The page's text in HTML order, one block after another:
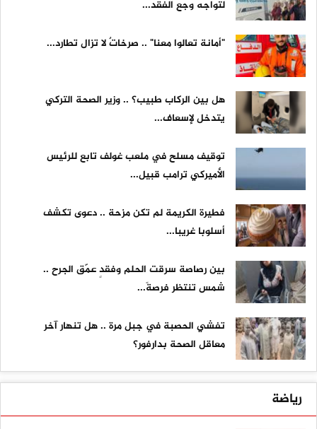
لتواجه وجع الفقد...
"أمانة تعالوا معنا" .. صرخاتٌ لا تزال تطارد...
هل بين الركاب طبيب؟ .. وزير الصحة التركي
يتدخل لإسعاف...
توقيف مسلح في ملعب غولف تابع للرئيس
الأميركي ترامب قبيل...
فطيرة الكريمة لم تكن مزحة .. دعوى تكشف
أسلوبا غريبا...
بين رصاصة سرقت الحلم وفقدٍ عمّق الجرح ..
شمس تنتظر فرصةً...
تفشي الحصبة في جبل مرة .. هل تنهار آخر
معاقل الصحة بدارفور؟
رياضة